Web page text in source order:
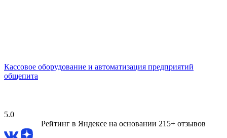
Кассовое оборудование и автоматизация предприятий
общепита
5.0
Рейтинг в Яндексе на основании 215+ отзывов